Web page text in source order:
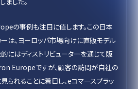
の事例も注目に値します。この日本
は、ヨーロッパ市場向けに直販モデル
にはディストリビューターを通じて販
Europeですが、顧客の訪問が自社の
られることに着目し、eコマースプラッ